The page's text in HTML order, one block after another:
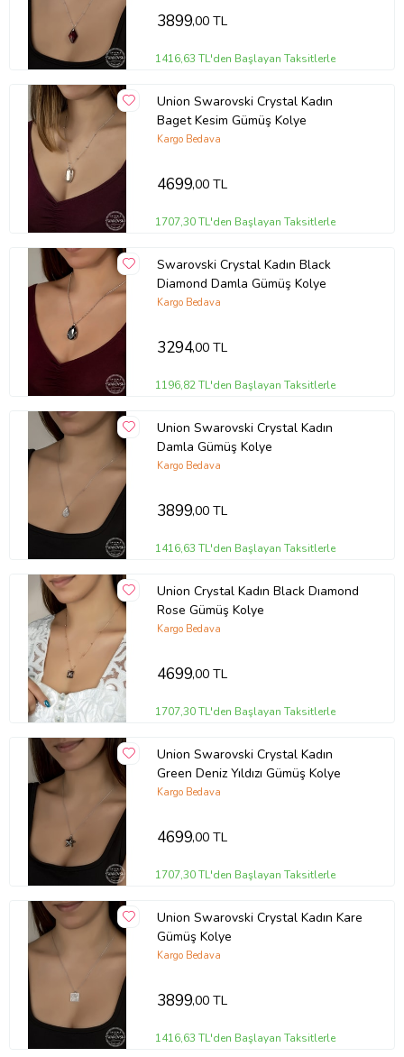
3899,00 TL
1416,63 TL'den Başlayan Taksitlerle
Union Swarovski Crystal Kadın
Baget Kesim Gümüş Kolye
Kargo Bedava
4699,00 TL
1707,30 TL'den Başlayan Taksitlerle
Swarovski Crystal Kadın Black
Diamond Damla Gümüş Kolye
Kargo Bedava
3294,00 TL
1196,82 TL'den Başlayan Taksitlerle
Union Swarovski Crystal Kadın
Damla Gümüş Kolye
Kargo Bedava
3899,00 TL
1416,63 TL'den Başlayan Taksitlerle
Union Crystal Kadın Black Dıamond
Rose Gümüş Kolye
Kargo Bedava
4699,00 TL
1707,30 TL'den Başlayan Taksitlerle
Union Swarovski Crystal Kadın
Green Deniz Yıldızı Gümüş Kolye
Kargo Bedava
4699,00 TL
1707,30 TL'den Başlayan Taksitlerle
Union Swarovski Crystal Kadın Kare
Gümüş Kolye
Kargo Bedava
3899,00 TL
1416,63 TL'den Başlayan Taksitlerle